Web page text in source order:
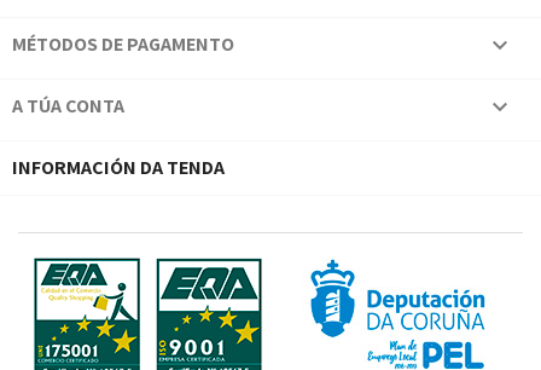
MÉTODOS DE PAGAMENTO 
A TÚA CONTA 
INFORMACIÓN DA TENDA